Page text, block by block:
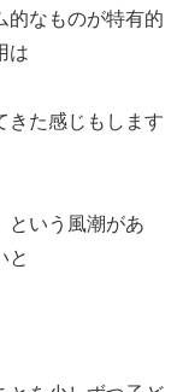
的なものが特有的
は
きた感じもします
という風潮があ
と